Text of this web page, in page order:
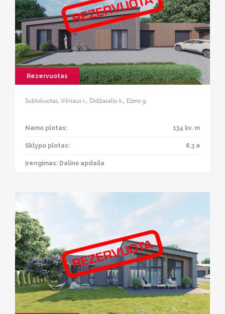
Rezervuotas
Sublokuotas, Vilniaus r., Didžiasalio k., Ežero g.
Namo plotas: 134 kv. m
Sklypo plotas: 6.3 a
Įrengimas: Dalinė apdaila